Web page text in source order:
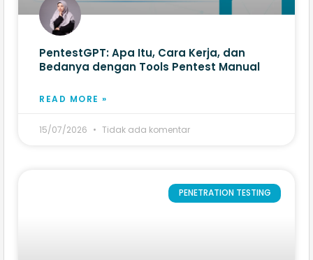
PentestGPT: Apa Itu, Cara Kerja, dan
Bedanya dengan Tools Pentest Manual
READ MORE »
15/07/2026 Tidak ada komentar
PENETRATION TESTING